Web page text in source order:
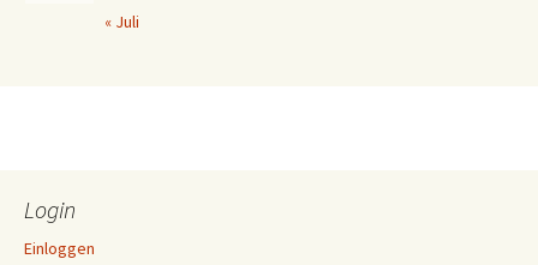
« Juli
Login
Einloggen